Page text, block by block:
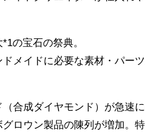
の宝石の祭典。
メイドに必要な素材・パー
合成ダイヤモンド）が急速に
ロウン製品の陳列が増加。